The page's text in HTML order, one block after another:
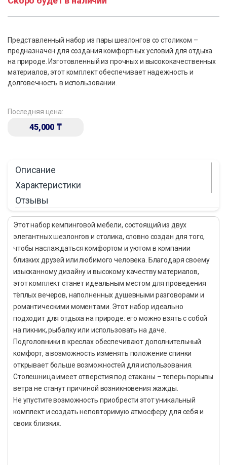
Представленный набор из пары шезлонгов со столиком –
предназначен для создания комфортных условий для отдыха
на природе. Изготовленный из прочных и высококачественных
материалов, этот комплект обеспечивает надежность и
долговечность в использовании.
Последняя цена:
45,000 ₸
Описание
Характеристики
Отзывы
Этот набор кемпинговой мебели, состоящий из двух
элегантных шезлонгов и столика, словно создан для того,
чтобы наслаждаться комфортом и уютом в компании
близких друзей или любимого человека. Благодаря своему
изысканному дизайну и высокому качеству материалов,
этот комплект станет идеальным местом для проведения
тёплых вечеров, наполненных душевными разговорами и
романтическими моментами. Этот набор идеально
подходит для отдыха на природе: его можно взять с собой
на пикник, рыбалку или использовать на даче.
Подголовники в креслах обеспечивают дополнительный
комфорт, а возможность изменять положение спинки
открывает больше возможностей для использования.
Столешница имеет отверстия под стаканы – теперь порывы
ветра не станут причиной возникновения жажды.
Не упустите возможность приобрести этот уникальный
комплект и создать неповторимую атмосферу для себя и
своих близких.